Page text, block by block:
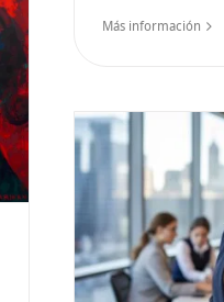
Más información